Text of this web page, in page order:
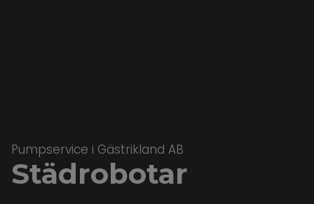
Pumpservice i Gästrikland AB
Städrobotar